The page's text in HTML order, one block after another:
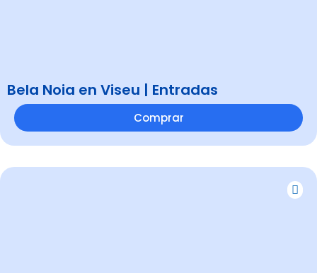
Bela Noia en Viseu | Entradas
Comprar